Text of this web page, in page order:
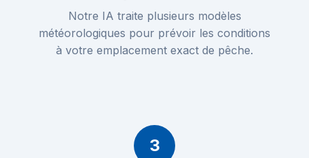
Notre IA traite plusieurs modèles
météorologiques pour prévoir les conditions
à votre emplacement exact de pêche.
3